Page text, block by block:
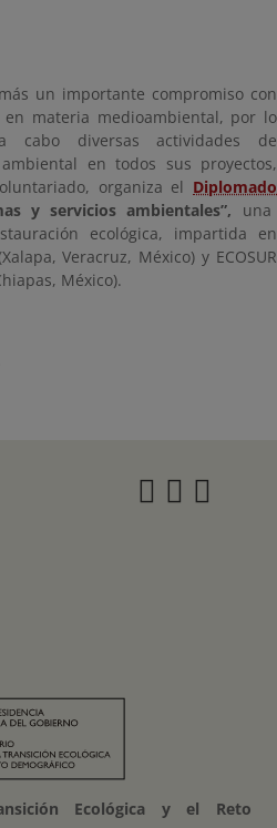
un importante compromiso con
materia medioambiental, por lo
diversas actividades de
en todos sus proyectos,
organiza el Diplomado
y servicios ambientales”, una
ecológica, impartida en
Veracruz, México) y ECOSUR
México).
Ecológica y el Reto